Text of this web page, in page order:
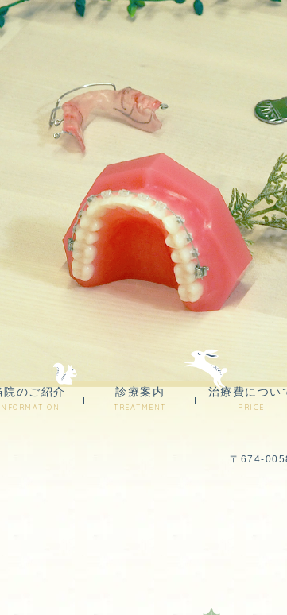
院のご紹介 診療案内
TREATMENT
治療費につい
PRICE
〒674-